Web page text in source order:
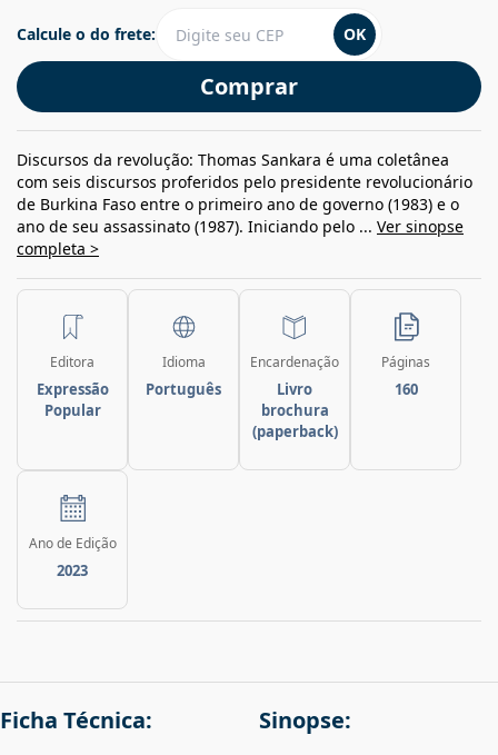
Comprar
Calcule o do frete: OK
Discursos da revolução: Thomas Sankara é uma coletânea
com seis discursos proferidos pelo presidente revolucionário
de Burkina Faso entre o primeiro ano de governo (1983) e o
ano de seu assassinato (1987). Iniciando pelo ... Ver sinopse
completa >
Editora
Expressão
Popular
Idioma
Português
Encardenação
Livro
brochura
(paperback)
Páginas
160
Ano de Edição
2023
Ficha Técnica: Sinopse: